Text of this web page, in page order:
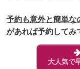
予約も意外と簡単な
があれば予約してみ
大人気で